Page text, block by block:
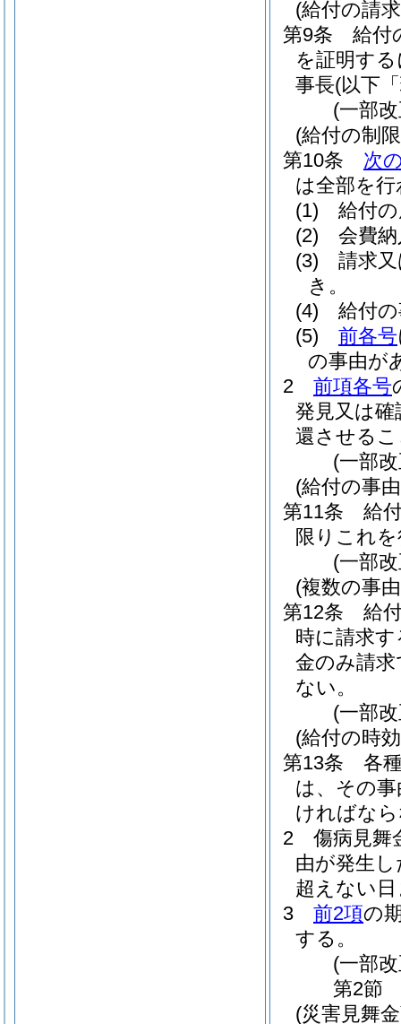
(給付の請
第9条
給付
を証明す
事長(以下
(一部
(給付の制
第10条
次
は全部を
(1)
給付
(2)
会費
(3)
請求
き。
(4)
給付
(5)
前各号
の事由が
2
前項各号
発見又は
還させる
(一部
(給付の事
第11条
給
限りこれ
(一部
(複数の事
第12条
給
時に請求
金のみ請
ない。
(一部
(給付の時
第13条
各
は、その
ければな
2
傷病見舞
由が発生
超えない
3
前2項の
する。
(一部
第2節
(災害見舞